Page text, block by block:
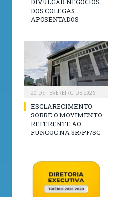
DIVULGAR NEGÓCIOS
DOS COLEGAS
APOSENTADOS
20 DE FEVEREIRO DE 2026
ESCLARECIMENTO
SOBRE O MOVIMENTO
REFERENTE AO
FUNCOC NA SR/PF/SC